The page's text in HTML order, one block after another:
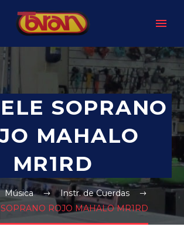
SOPRANO
MAHALO
MR1RD
Música
Instr. de Cuerdas
ROJO MAHALO MR1RD